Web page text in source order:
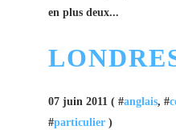
en plus deux...
07 juin 2011 ( #anglais, #
#particulier )